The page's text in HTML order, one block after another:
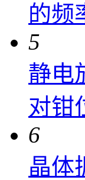
的频
5
静电
对钳
6
晶体